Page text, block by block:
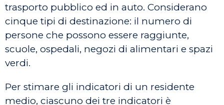
trasporto pubblico ed in auto. Considerano
cinque tipi di destinazione: il numero di
persone che possono essere raggiunte,
scuole, ospedali, negozi di alimentari e spazi
verdi.
Per stimare gli indicatori di un residente
medio, ciascuno dei tre indicatori è